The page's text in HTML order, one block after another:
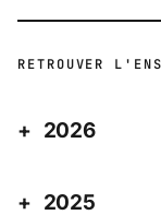
RETROUVER
2026
2025